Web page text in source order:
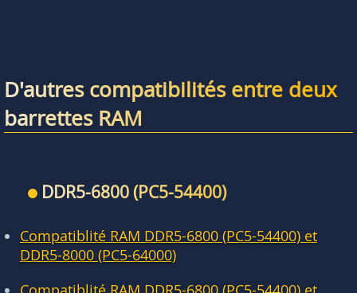
D'autres compatibilités entre deux
barrettes RAM
DDR5-6800 (PC5-54400)
Compatiblité RAM DDR5-6800 (PC5-54400) et
DDR5-8000 (PC5-64000)